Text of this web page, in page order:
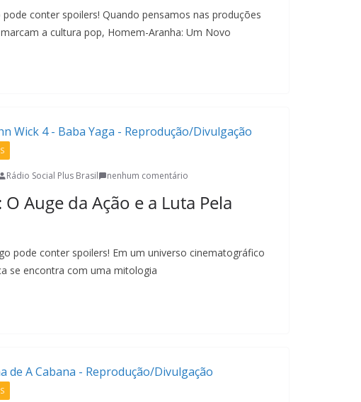
conter spoilers! Quando pensamos nas produções
a cultura pop, Homem-Aranha: Um Novo
Rádio Social Plus Brasil nenhum comentário
O Auge da Ação e a Luta Pela
pode conter spoilers! Em um universo cinematográfico
se encontra com uma mitologia